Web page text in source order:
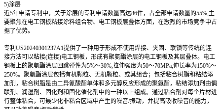
5)涂层
近5年申请专利中，关于涂层的专利申请数量高达86件，占全部申请数量的55%,主
要聚焦在电工钢板粘接涂料组合物、电工钢板层叠体方面，在激烈的市场竞争中占
据了优势。
专利US20240301237A1提供了一种用于形成不使用焊接、夹固、联锁等传统的连
接方法可以粘接(连接)电工钢板，形成有聚氨酯涂层的电工钢板及其层叠体。电工
钢板上的聚氨酯涂层回跳弹性为5%～30%,拉伸强度为50～70MPa,伸长率为150%～
250%。聚氨酯涂层包括有机颗粒、无机颗粒、或其组合；包括粘合树脂和粘结添
加剂，粘合树脂是由二异氰酸酯单体和多元醇反应形成的聚氨酯，粘结添加剂由偶
联剂、润湿剂、固化剂和固化催化剂中的一种以上组成。通过粘合剂对每个片材进
行整体粘合，可最少化非粘合区域中产生的噪音/振动，并提高吸收噪音的能力，